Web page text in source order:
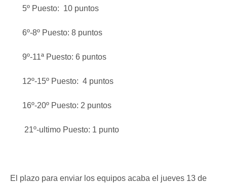
5º Puesto: 10 puntos
6º-8º Puesto: 8 puntos
9º-11ª Puesto: 6 puntos
12º-15º Puesto: 4 puntos
16º-20º Puesto: 2 puntos
21º-ultimo Puesto: 1 punto
El plazo para enviar los equipos acaba el jueves 13 de